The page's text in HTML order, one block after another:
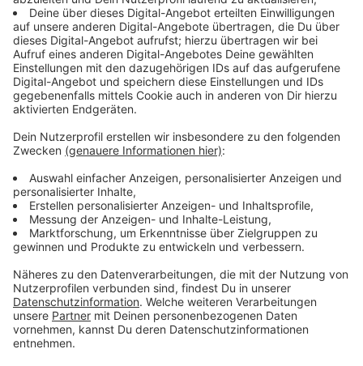
Anzeige
Neue Studien im Auftrag des Arbeiter-Samariter-
Bunds zeigen, dass viele Menschen auf Notlagen noch
immer nicht ausreichend vorbereitet sind. Vorsorge
oder fehlenden Möglichkeiten. Besonders wichtig
Engagement. Der ASB fordert deshalb mehr
alltagsnahe Angebote. Außerdem brauche es eine
stärkere Unterstützung lokaler Netzwerke.
Land NRW bewilligt 4,7 Milliarden Euro
Fluthilfe